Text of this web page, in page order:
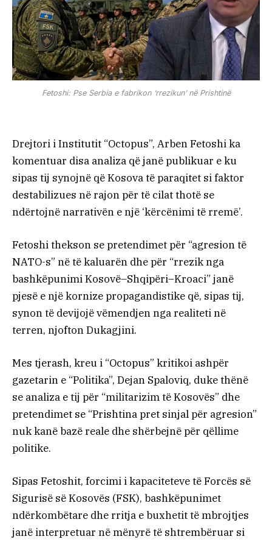
Fetoshi: Pse Serbia e fabrikon ‘rrezikun’ në Prishtinë
Drejtori i Institutit “Octopus”, Arben Fetoshi ka
komentuar disa analiza që janë publikuar e ku
sipas tij synojnë që Kosova të paraqitet si faktor
destabilizues në rajon për të cilat thotë se
ndërtojnë narrativën e një ‘kërcënimi të rremë’.
Fetoshi thekson se pretendimet për “agresion të
NATO-s” në të kaluarën dhe për “rrezik nga
bashkëpunimi Kosovë–Shqipëri–Kroaci” janë
pjesë e një kornize propagandistike që, sipas tij,
synon të devijojë vëmendjen nga realiteti në
terren, njofton Dukagjini.
Mes tjerash, kreu i “Octopus” kritikoi ashpër
gazetarin e “Politika”, Dejan Spaloviq, duke thënë
se analiza e tij për “militarizim të Kosovës” dhe
pretendimet se “Prishtina pret sinjal për agresion”
nuk kanë bazë reale dhe shërbejnë për qëllime
politike.
Sipas Fetoshit, forcimi i kapaciteteve të Forcës së
Sigurisë së Kosovës (FSK), bashkëpunimet
ndërkombëtare dhe rritja e buxhetit të mbrojtjes
janë interpretuar në mënyrë të shtrembëruar si